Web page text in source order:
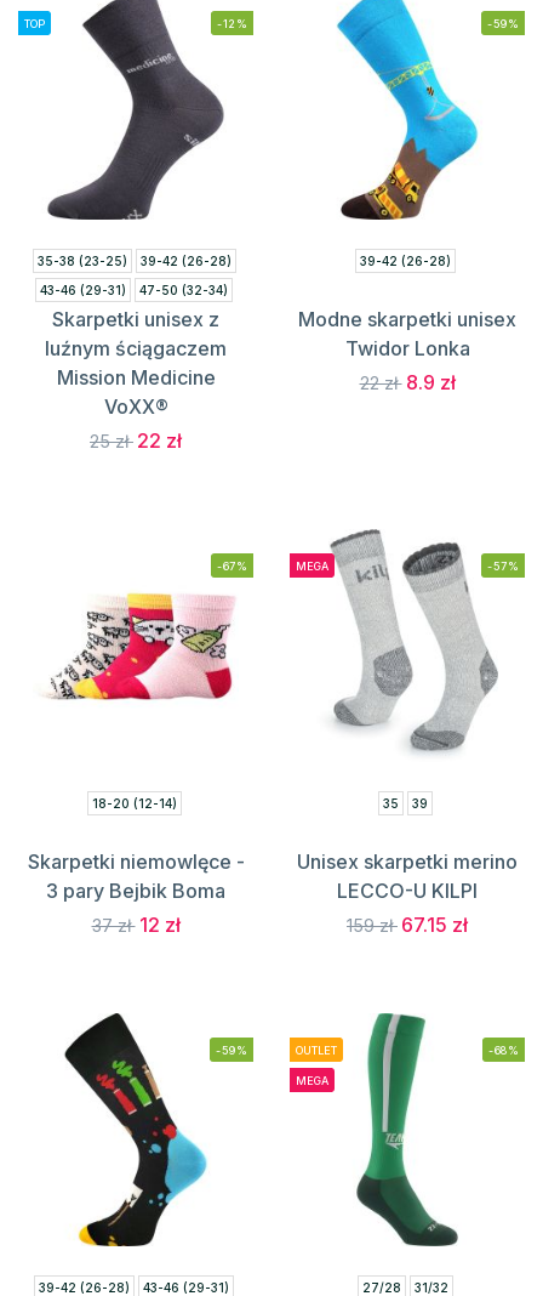
TOP -12%
35-38 (23-25)
39-42 (26-28)
43-46 (29-31)
47-50 (32-34)
Skarpetki unisex z
luźnym ściągaczem
Mission Medicine
VoXX®
25 zł 22 zł
-59%
39-42 (26-28)
Modne skarpetki unisex
Twidor Lonka
22 zł 8.9 zł
-67%
18-20 (12-14)
Skarpetki niemowlęce -
3 pary Bejbik Boma
37 zł 12 zł
MEGA -57%
35 39
Unisex skarpetki merino
LECCO-U KILPI
159 zł 67.15 zł
-59%
39-42 (26-28) 43-46 (29-31)
OUTLET
MEGA
-68%
27/28 31/32